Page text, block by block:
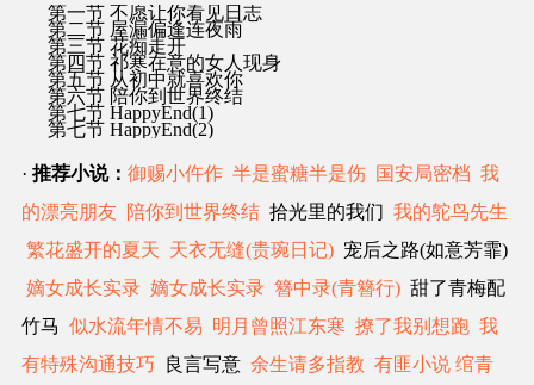
第一节 不愿让你看见日志
第二节 屋漏偏逢连夜雨
第三节 花痴走开
第四节 祁寒在意的女人现身
第五节 从初中就喜欢你
第六节 陪你到世界终结
第七节 HappyEnd(1)
第七节 HappyEnd(2)
· 推荐小说： 御赐小仵作 半是蜜糖半是伤 国安局密档 我
的漂亮朋友 陪你到世界终结 拾光里的我们 我的鸵鸟先生
繁花盛开的夏天 天衣无缝(贵琬日记) 宠后之路(如意芳霏)
嫡女成长实录 嫡女成长实录 簪中录(青簪行) 甜了青梅配
竹马 似水流年情不易 明月曾照江东寒 撩了我别想跑 我
有特殊沟通技巧 良言写意 余生请多指教 有匪小说 绾青